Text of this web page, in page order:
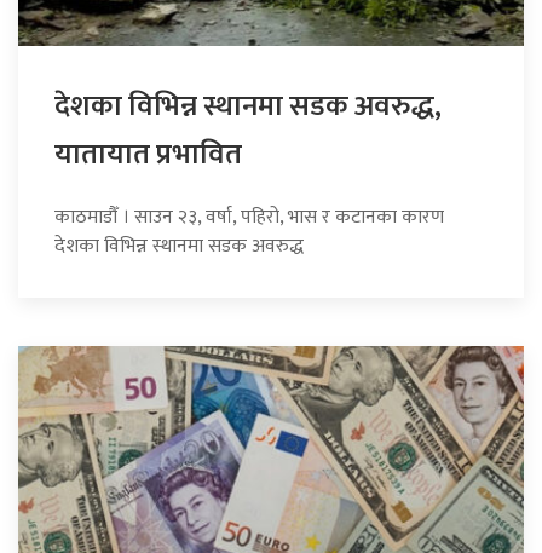
देशका विभिन्न स्थानमा सडक अवरुद्ध,
यातायात प्रभावित
काठमाडौँ । साउन २३, वर्षा, पहिरो, भास र कटानका कारण
देशका विभिन्न स्थानमा सडक अवरुद्ध